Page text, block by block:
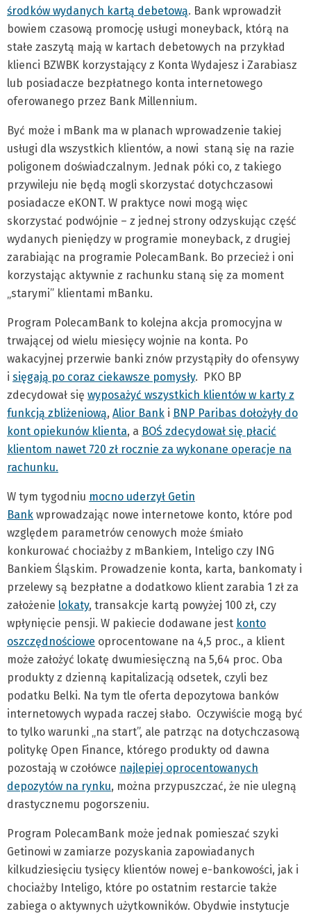
środków wydanych kartą debetową. Bank wprowadził
bowiem czasową promocję usługi moneyback, którą na
stałe zaszytą mają w kartach debetowych na przykład
klienci BZWBK korzystający z Konta Wydajesz i Zarabiasz
lub posiadacze bezpłatnego konta internetowego
oferowanego przez Bank Millennium.
Być może i mBank ma w planach wprowadzenie takiej
usługi dla wszystkich klientów, a nowi staną się na razie
poligonem doświadczalnym. Jednak póki co, z takiego
przywileju nie będą mogli skorzystać dotychczasowi
posiadacze eKONT. W praktyce nowi mogą więc
skorzystać podwójnie – z jednej strony odzyskując część
wydanych pieniędzy w programie moneyback, z drugiej
zarabiając na programie PolecamBank. Bo przecież i oni
korzystając aktywnie z rachunku staną się za moment
„starymi” klientami mBanku.
Program PolecamBank to kolejna akcja promocyjna w
trwającej od wielu miesięcy wojnie na konta. Po
wakacyjnej przerwie banki znów przystąpiły do ofensywy
i sięgają po coraz ciekawsze pomysły. PKO BP
zdecydował się wyposażyć wszystkich klientów w karty z
funkcją zbliżeniową, Alior Bank i BNP Paribas dołożyły do
kont opiekunów klienta, a BOŚ zdecydował się płacić
klientom nawet 720 zł rocznie za wykonane operacje na
rachunku.
W tym tygodniu mocno uderzył Getin
Bank wprowadzając nowe internetowe konto, które pod
względem parametrów cenowych może śmiało
konkurować chociażby z mBankiem, Inteligo czy ING
Bankiem Śląskim. Prowadzenie konta, karta, bankomaty i
przelewy są bezpłatne a dodatkowo klient zarabia 1 zł za
założenie lokaty, transakcje kartą powyżej 100 zł, czy
wpłynięcie pensji. W pakiecie dodawane jest konto
oszczędnościowe oprocentowane na 4,5 proc., a klient
może założyć lokatę dwumiesięczną na 5,64 proc. Oba
produkty z dzienną kapitalizacją odsetek, czyli bez
podatku Belki. Na tym tle oferta depozytowa banków
internetowych wypada raczej słabo. Oczywiście mogą być
to tylko warunki „na start”, ale patrząc na dotychczasową
politykę Open Finance, którego produkty od dawna
pozostają w czołówce najlepiej oprocentowanych
depozytów na rynku, można przypuszczać, że nie ulegną
drastycznemu pogorszeniu.
Program PolecamBank może jednak pomieszać szyki
Getinowi w zamiarze pozyskania zapowiadanych
kilkudziesięciu tysięcy klientów nowej e-bankowości, jak i
chociażby Inteligo, które po ostatnim restarcie także
zabiega o aktywnych użytkowników. Obydwie instytucje